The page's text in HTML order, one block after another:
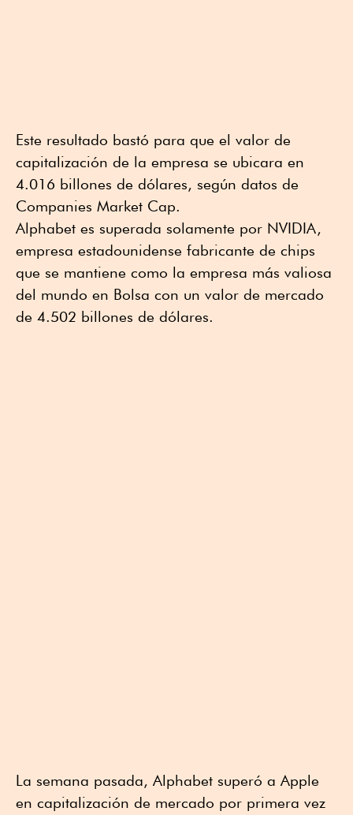
Este resultado bastó para que el valor de
capitalización de la empresa se ubicara en
4.016 billones de dólares, según datos de
Companies Market Cap.
Alphabet es superada solamente por NVIDIA,
empresa estadounidense fabricante de chips
que se mantiene como la empresa más valiosa
del mundo en Bolsa con un valor de mercado
de 4.502 billones de dólares.
La semana pasada, Alphabet superó a Apple
en capitalización de mercado por primera vez